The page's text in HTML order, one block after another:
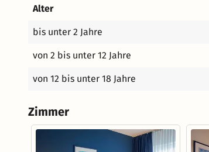
Alter
bis unter 2 Jahre
von 2 bis unter 12 Jahre
von 12 bis unter 18 Jahre
Zimmer